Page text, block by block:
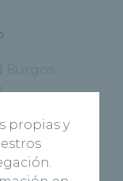
propias y